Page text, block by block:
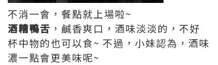
不消一會，餐點就上場啦~
酒糟鴨舌 ，鹹香爽口，酒味淡淡的，不好
杯中物的也可以食~ 不過，小妹認為，酒味
濃一點會更美味呢~